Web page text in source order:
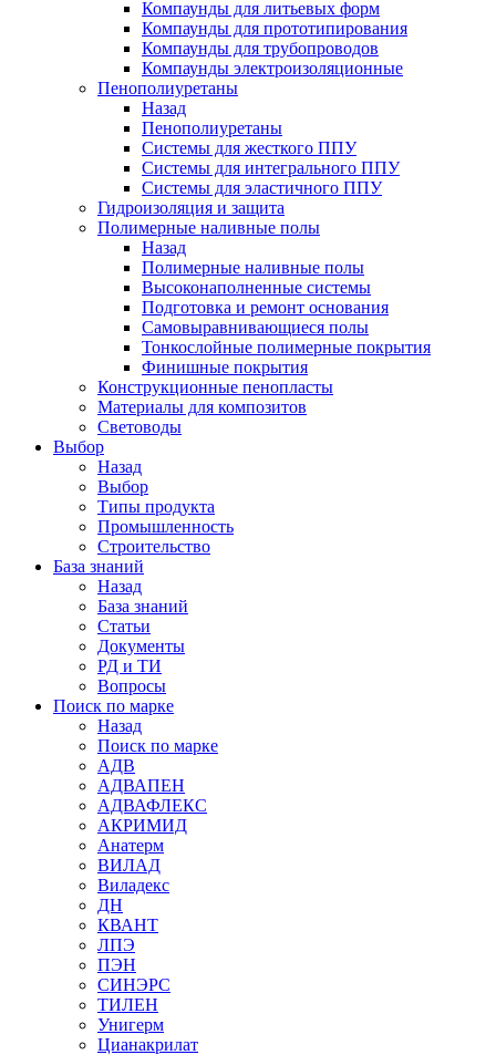
Компаунды для литьевых форм
Компаунды для прототипирования
Компаунды для трубопроводов
Компаунды электроизоляционные
Пенополиуретаны
Назад
Пенополиуретаны
Системы для жесткого ППУ
Системы для интегрального ППУ
Системы для эластичного ППУ
Гидроизоляция и защита
Полимерные наливные полы
Назад
Полимерные наливные полы
Высоконаполненные системы
Подготовка и ремонт основания
Самовыравнивающиеся полы
Тонкослойные полимерные покрытия
Финишные покрытия
Конструкционные пенопласты
Материалы для композитов
Световоды
Выбор
Назад
Выбор
Типы продукта
Промышленность
Строительство
База знаний
Назад
База знаний
Статьи
Документы
РД и ТИ
Вопросы
Поиск по марке
Назад
Поиск по марке
АДВ
АДВАПЕН
АДВАФЛЕКС
АКРИМИД
Анатерм
ВИЛАД
Виладекс
ДН
КВАНТ
ЛПЭ
ПЭН
СИНЭРС
ТИЛЕН
Унигерм
Цианакрилат